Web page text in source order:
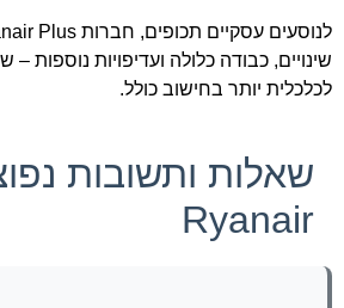
שינויים, כבודה כלולה ועדיפויות נוספות
לכלכלית יותר בחישוב כולל.
שאלות ותשובות
Ryanair